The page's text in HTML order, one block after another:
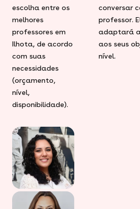
escolha entre os
melhores
professores em
Ilhota, de acordo
com suas
necessidades
(orçamento,
nível,
disponibilidade).
conversar
professor.
adaptará
aos seus
nível.